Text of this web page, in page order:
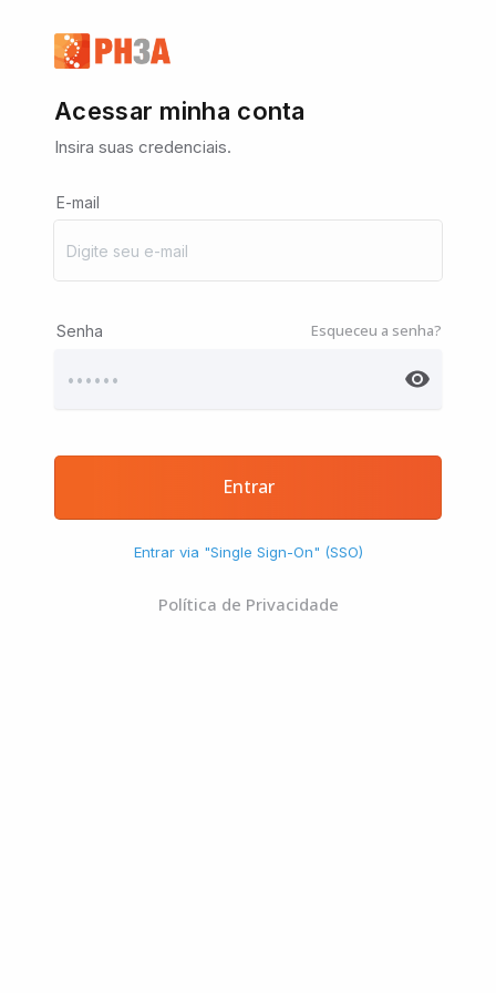
Acessar minha conta
Insira suas credenciais.
E-mail
Senha Esqueceu a senha?
Entrar
Entrar via "Single Sign-On" (SSO)
Política de Privacidade